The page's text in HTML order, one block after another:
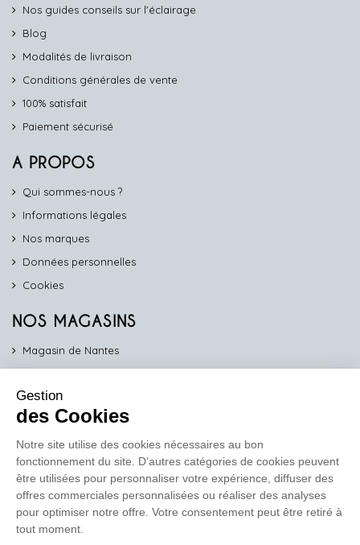
Nos guides conseils sur l'éclairage
Blog
Modalités de livraison
Conditions générales de vente
100% satisfait
Paiement sécurisé
A PROPOS
Qui sommes-nous ?
Informations légales
Nos marques
Données personnelles
Cookies
NOS MAGASINS
Magasin de Nantes
Magasin de Vannes
Magasin d'Orléans
COMPTOIR PRO
work
Comptoir des Lustres vous propose ses services dédiés aux
Gestion
des Cookies
Notre site utilise des cookies nécessaires au bon
fonctionnement du site. D’autres catégories de cookies peuvent
être utilisées pour personnaliser votre expérience, diffuser des
offres commerciales personnalisées ou réaliser des analyses
pour optimiser notre offre. Votre consentement peut être retiré à
tout moment.